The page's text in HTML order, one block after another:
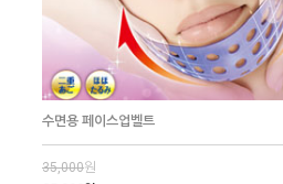
수면용 페이스업벨트
35,000원